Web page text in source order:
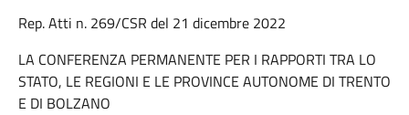
Rep. Atti n. 269/CSR del 21 dicembre 2022
LA CONFERENZA PERMANENTE PER I RAPPORTI TRA LO
STATO, LE REGIONI E LE PROVINCE AUTONOME DI TRENTO
E DI BOLZANO